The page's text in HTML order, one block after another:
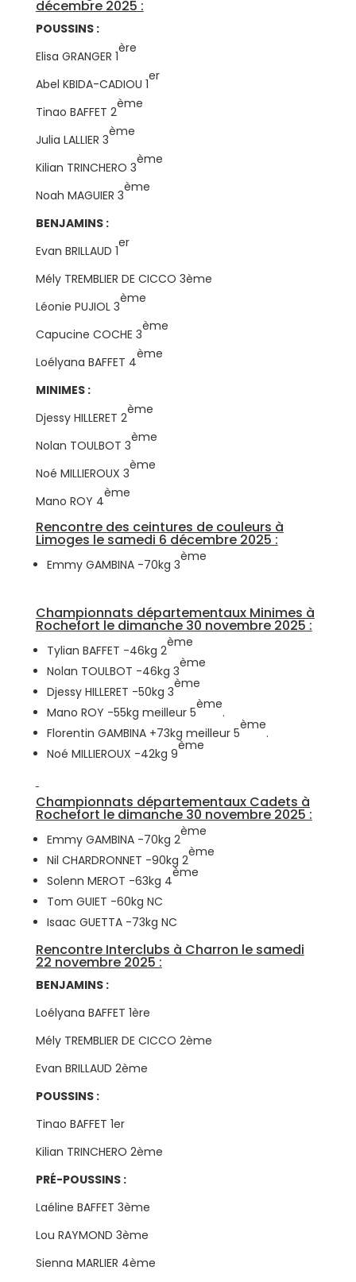
décembre 2025 :
POUSSINS :
Elisa GRANGER 1
ère
Abel KBIDA-CADIOU 1
er
Tinao BAFFET 2
ème
Julia LALLIER 3
ème
Kilian TRINCHERO 3
ème
Noah MAGUIER 3
ème
BENJAMINS :
Evan BRILLAUD 1
er
Mély TREMBLIER DE CICCO 3ème
Léonie PUJIOL 3
ème
Capucine COCHE 3
ème
Loélyana BAFFET 4
ème
MINIMES :
Djessy HILLERET 2
ème
Nolan TOULBOT 3
ème
Noé MILLIEROUX 3
ème
Mano ROY 4
ème
Rencontre des ceintures de couleurs à
Limoges le samedi 6 décembre 2025 :
Emmy GAMBINA -70kg 3
ème
Championnats départementaux Minimes à
Rochefort le dimanche 30 novembre 2025 :
Tylian BAFFET -46kg 2
ème
Nolan TOULBOT -46kg 3
ème
Djessy HILLERET -50kg 3
ème
Mano ROY -55kg meilleur 5
ème
.
Florentin GAMBINA +73kg meilleur 5
ème
.
Noé MILLIEROUX -42kg 9
ème
Championnats départementaux Cadets à
Rochefort le dimanche 30 novembre 2025 :
Emmy GAMBINA -70kg 2
ème
Nil CHARDRONNET -90kg 2
ème
Solenn MEROT -63kg 4
ème
Tom GUIET -60kg NC
Isaac GUETTA -73kg NC
Rencontre Interclubs à Charron le samedi
22 novembre 2025 :
BENJAMINS :
Loélyana BAFFET 1ère
Mély TREMBLIER DE CICCO 2ème
Evan BRILLAUD 2ème
POUSSINS :
Tinao BAFFET 1er
Kilian TRINCHERO 2ème
PRÉ-POUSSINS :
Laéline BAFFET 3ème
Lou RAYMOND 3ème
Sienna MARLIER 4ème